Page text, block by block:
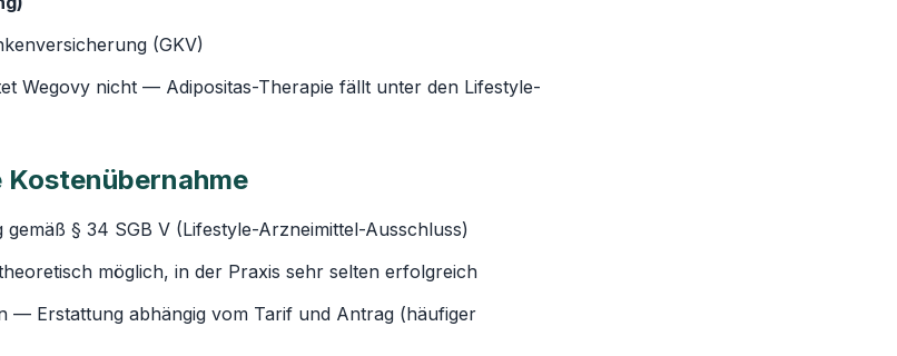
(GKV)
Wegovy nicht — Adipositas-Therapie fällt unter den Lifestyle-
gemäß § 34 SGB V (Lifestyle-Arzneimittel-Ausschluss)
möglich, in der Praxis sehr selten erfolgreich
— Erstattung abhängig vom Tarif und Antrag (häufiger